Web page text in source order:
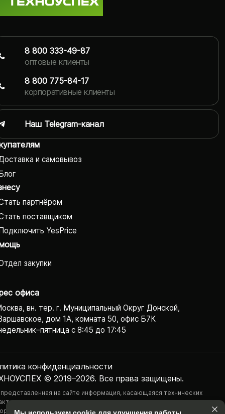
и самовывоз
партнёром
поставщиком
YesPrice
закупки
офиса
вн. тер. г. Муниципальный Округ Донской,
дом 1А, комната 50, офис Б7К
с 8:45 до 17:45
© 2019–2026. Все права защищены.
конфиденциаль­ности
на сайте информация, касающаяся технических
наличия на складе, стоимости товаров, носит
характер и ни при каких условиях не является публичной
8 800 333-49-87
оптовые клиенты
8 800 775-84-17
корпоративные клиенты
Наш Telegram-канал